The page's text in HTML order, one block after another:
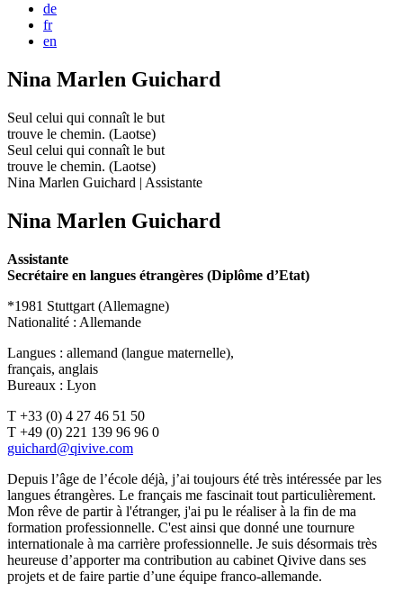
de
fr
en
Nina Marlen Guichard
Seul celui qui connaît le but
trouve le chemin. (Laotse)
Seul celui qui connaît le but
trouve le chemin. (Laotse)
Nina Marlen Guichard | Assistante
Nina Marlen Guichard
Assistante
Secrétaire en langues étrangères (Diplôme d’Etat)
*1981 Stuttgart (Allemagne)
Nationalité : Allemande
Langues : allemand (langue maternelle),
français, anglais
Bureaux : Lyon
T +33 (0) 4 27 46 51 50
T +49 (0) 221 139 96 96 0
Depuis l’âge de l’école déjà, j’ai toujours été très intéressée par les
langues étrangères. Le français me fascinait tout particulièrement.
Mon rêve de partir à l'étranger, j'ai pu le réaliser à la fin de ma
formation professionnelle. C'est ainsi que donné une tournure
internationale à ma carrière professionnelle. Je suis désormais très
heureuse d’apporter ma contribution au cabinet Qivive dans ses
projets et de faire partie d’une équipe franco-allemande.